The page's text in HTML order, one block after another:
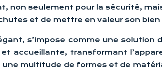
non seulement pour la sécurité,
et de mettre en valeur son bien
s’impose comme une
accueillante, transformant
multitude de formes et de